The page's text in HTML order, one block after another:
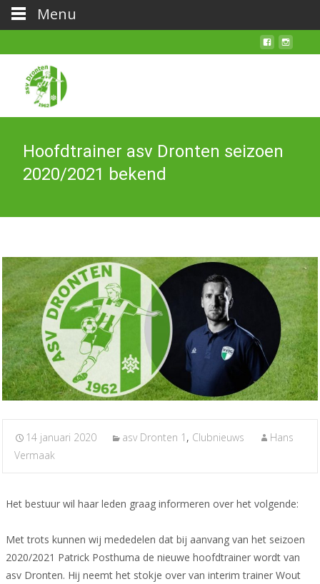
Hoofdtrainer asv Dronten seizoen
2020/2021 bekend
14 januari 2020 asv Dronten 1 , Clubnieuws
Hans
Vermaak
Het bestuur wil haar leden graag informeren over het volgende:
Met trots kunnen wij mededelen dat bij aanvang van het seizoen
2020/2021 Patrick Posthuma de nieuwe hoofdtrainer wordt van
asv Dronten. Hij neemt het stokje over van interim trainer Wout
Menu